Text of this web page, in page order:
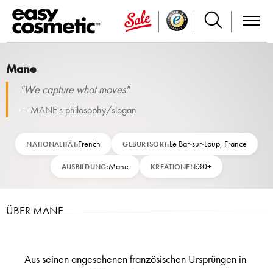
Mane
"We capture what moves"
— MANE's philosophy/slogan
NATIONALITÄT:French GEBURTSORT:Le Bar-sur-Loup, France
AUSBILDUNG:Mane KREATIONEN:30+
ÜBER MANE
Aus seinen angesehenen französischen Ursprüngen in